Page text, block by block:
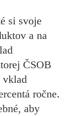
si svoje
a na
ČSOB
vklad
ročne.
aby